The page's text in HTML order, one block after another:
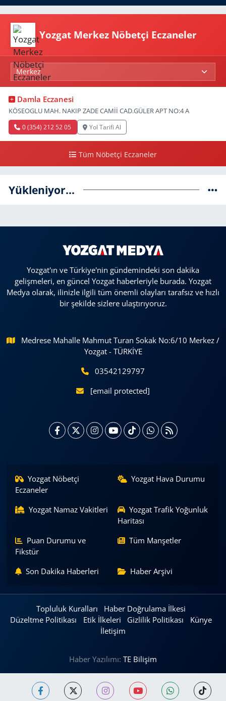
Yozgat Merkez Nöbetçi Eczaneler
Damla Eczanesi
KÖSEOGLU MAH. NAKIP ZADE CAMİİ CAD.GÜLER APT NO:4 A
0 (354) 212 52 05 Yol Tarifi Al
Tüm Nöbetçi Eczaneler
Yükleniyor...
Yozgat'ın ve Türkiye'nin gündemindeki son dakika
gelişmeleri, en güncel Yozgat haberleriyle burada. Yozgat
Medya olarak, ilinizle ilgili tüm önemli olayları tarafsız ve hızlı
bir şekilde sizlere ulaştırıyoruz.
Medrese Mahalle Mahmut Turan Sokak No:6/10 Merkez /
Yozgat - TÜRKİYE
03542129797
[email protected]
Yozgat Nöbetçi
Eczaneler
Yozgat Hava Durumu
Yozgat Namaz Vakitleri
Yozgat Trafik Yoğunluk
Haritası
Puan Durumu ve
Fikstür
Tüm Manşetler
Son Dakika Haberleri Haber Arşivi
Topluluk Kuralları
Haber Doğrulama İlkesi
Düzeltme Politikası
Etik İlkeleri Gizlilik Politikası
Künye
İletişim
Haber Yazılımı: TE Bilişim